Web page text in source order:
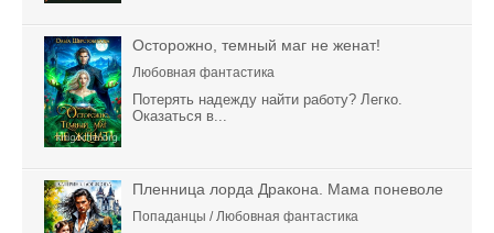
Осторожно, темный маг не женат!
Любовная фантастика
Потерять надежду найти работу? Легко.
Оказаться в...
Пленница лорда Дракона. Мама поневоле
Попаданцы / Любовная фантастика